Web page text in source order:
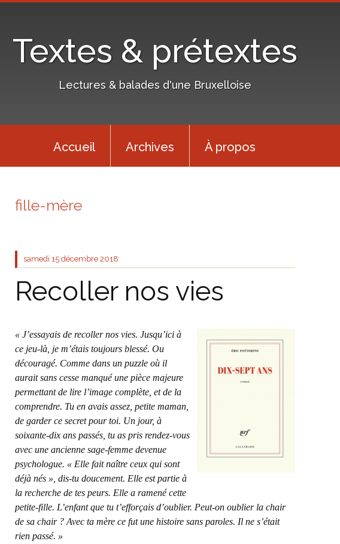
Textes & prétextes
Lectures & balades d'une Bruxelloise
Accueil Archives À propos
fille-mère
samedi 15 décembre 2018
Recoller nos vies
« J’essayais de recoller nos vies. Jusqu’ici à
ce jeu-là, je m’étais toujours blessé. Ou
découragé. Comme dans un puzzle où il
aurait sans cesse manqué une pièce majeure
permettant de lire l’image complète, et de la
comprendre. Tu en avais assez, petite maman,
de garder ce secret pour toi. Un jour, à
soixante-dix ans passés, tu as pris rendez-vous
avec une ancienne sage-femme devenue
psychologue. « Elle fait naître ceux qui sont
déjà nés », dis-tu doucement. Elle est partie à
la recherche de tes peurs. Elle a ramené cette
petite-fille. L’enfant que tu t’efforçais d’oublier. Peut-on oublier la chair
de sa chair ? Avec ta mère ce fut une histoire sans paroles. Il ne s’était
rien passé. »